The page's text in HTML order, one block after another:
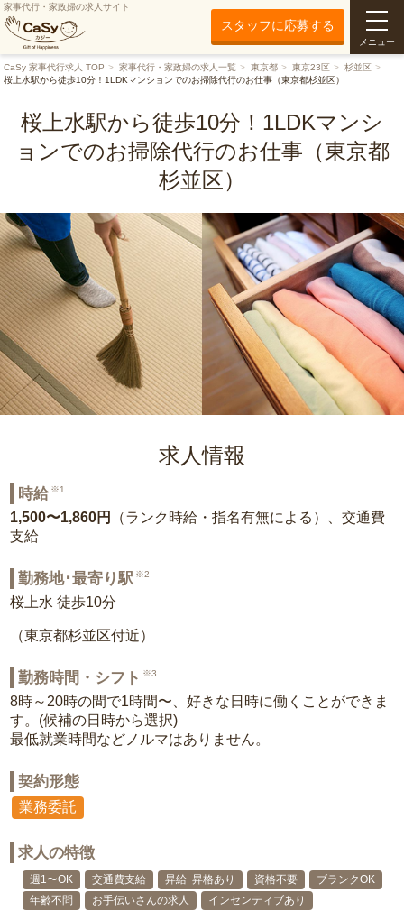
家事代行・家政婦の求人サイト
スタッフに応募する
メニュー
CaSy 家事代行求人 TOP 家事代行・家政婦の求人一覧 東京都 東京23区
杉並区
桜上水駅から徒歩10分！1LDKマンションでのお掃除代行のお仕事（東京都杉並区）
桜上水駅から徒歩10分！1LDKマンシ
ョンでのお掃除代行のお仕事（東京都
杉並区）
求人情報
時給 ※1
1,500〜1,860円
（ランク時給・指名有無による）、交通費
支給
勤務地･最寄り駅 ※2
桜上水 徒歩10分
（東京都杉並区付近）
勤務時間・シフト ※3
8時～20時の間で1時間〜、好きな日時に働くことができま
す。(候補の日時から選択)
最低就業時間などノルマはありません。
契約形態
業務委託
求人の特徴
週1〜OK 交通費支給 昇給･昇格あり 資格不要
ブランクOK
年齢不問
お手伝いさんの求人
インセンティブあり